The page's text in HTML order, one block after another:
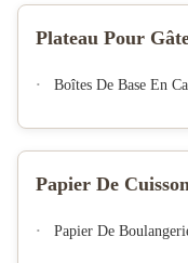
Plateau Pour
Boîtes De Base En
Papier De
Papier De Boulangerie